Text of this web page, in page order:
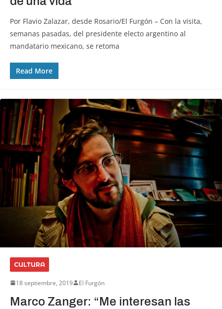
Por Flavio Zalazar, desde Rosario/El Furgón – Con la visita,
semanas pasadas, del presidente electo argentino al
mandatario mexicano, se retoma
Read More
CULTURA
18 septiembre, 2019 El Furgón
Marco Zanger: “Me interesan las